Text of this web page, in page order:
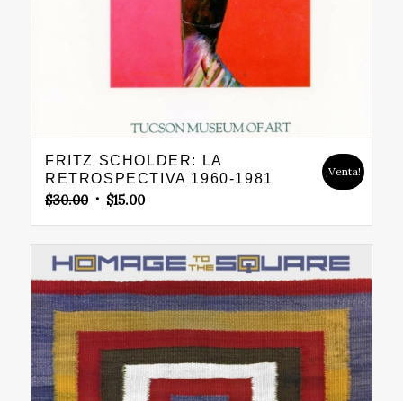
FRITZ SCHOLDER: LA
RETROSPECTIVA 1960-1981
$30.00 Original
$30.00.
$15.00Current
$15.00.
¡Venta!